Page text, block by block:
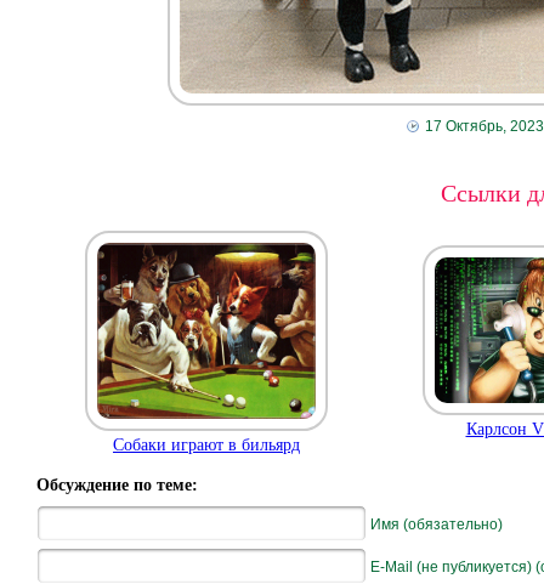
17 Октябрь, 2023
Ссылки
Собаки играют в бильярд
Карлсон
Обсуждение по теме:
Имя (обязательно)
E-Mail (не публикуется)